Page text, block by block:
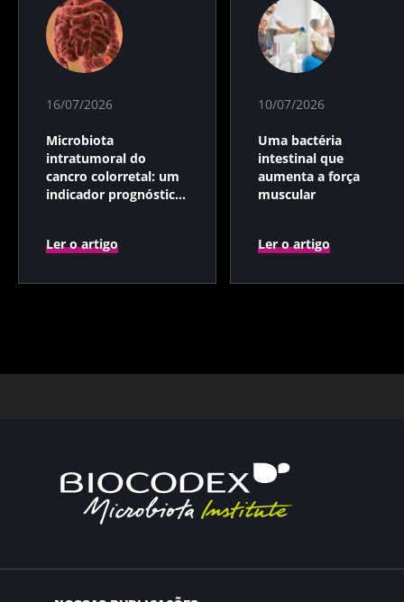
16/07/2026
Microbiota
intratumoral do
cancro colorretal: um
indicador prognóstico
Ler o artigo
10/07/2026
Uma bactéria
intestinal que
aumenta a força
muscular
Ler o artigo